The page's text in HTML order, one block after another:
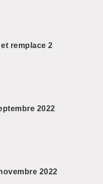
remplace 2
2022
2022